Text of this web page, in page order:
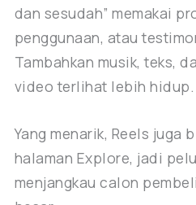
dan sesudah” memakai
penggunaan, atau
Tambahkan musik, teks,
video terlihat lebih hidup.
Yang menarik, Reels juga
halaman Explore, jadi
menjangkau calon